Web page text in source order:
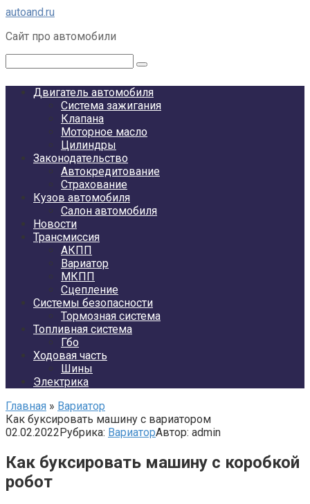
Перейти
контенту
autoand.ru
Сайт про автомобили
Двигатель автомобиля
Система зажигания
Клапана
Моторное масло
Цилиндры
Законодательство
Автокредитование
Страхование
Кузов автомобиля
Салон автомобиля
Новости
Трансмиссия
АКПП
Вариатор
МКПП
Сцепление
Системы безопасности
Тормозная система
Топливная система
Гбо
Ходовая часть
Шины
Электрика
Главная » Вариатор
Как буксировать машину с вариатором
02.02.2022Рубрика: ВариаторАвтор: admin
Как буксировать машину с коробкой
робот